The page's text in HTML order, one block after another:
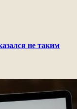
не таким